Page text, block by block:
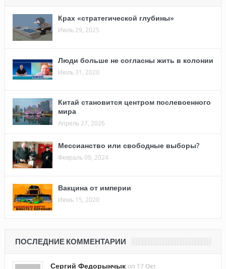
Крах «стратегической глубины»
Июль 29, 2025
Люди больше не согласны жить в колонии
Июль 31, 2020
Китай становится центром послевоенного
мира
Апрель 27, 2026
Мессианство или свободные выборы?
Февраль 09, 2024
Вакцина от империи
Июнь 15, 2020
ПОСЛЕДНИЕ КОММЕНТАРИИ
Сергий Федорынчык on 17 Окт